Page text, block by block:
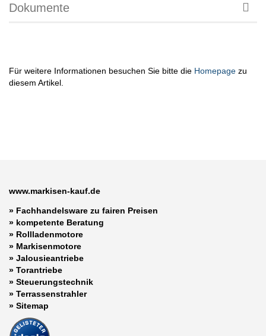
Dokumente
Für weitere Informationen besuchen Sie bitte die Homepage zu
diesem Artikel.
www.markisen-kauf.de
» Fachhandelsware zu fairen Preisen
» kompetente Beratung
» Rollladenmotore
» Markisenmotore
» Jalousieantriebe
» Torantriebe
» Steuerungstechnik
» Terrassenstrahler
» Sitemap